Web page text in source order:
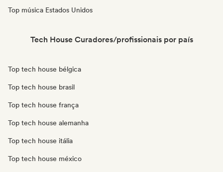
Top música Estados Unidos
Tech House Curadores/profissionais por país
Top tech house bélgica
Top tech house brasil
Top tech house frança
Top tech house alemanha
Top tech house itália
Top tech house méxico